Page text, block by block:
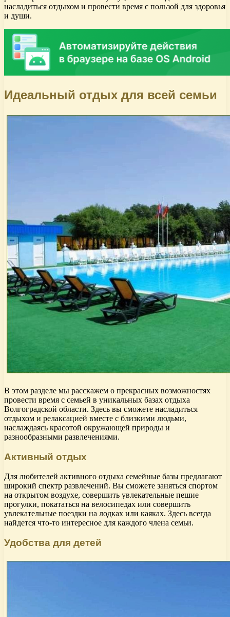
насладиться отдыхом и провести время с пользой для здоровья
и души.
Идеальный отдых для всей семьи
В этом разделе мы расскажем о прекрасных возможностях
провести время с семьей в уникальных базах отдыха
Волгоградской области. Здесь вы сможете насладиться
отдыхом и релаксацией вместе с близкими людьми,
наслаждаясь красотой окружающей природы и
разнообразными развлечениями.
Активный отдых
Для любителей активного отдыха семейные базы предлагают
широкий спектр развлечений. Вы сможете заняться спортом
на открытом воздухе, совершить увлекательные пешие
прогулки, покататься на велосипедах или совершить
увлекательные поездки на лодках или каяках. Здесь всегда
найдется что-то интересное для каждого члена семьи.
Удобства для детей